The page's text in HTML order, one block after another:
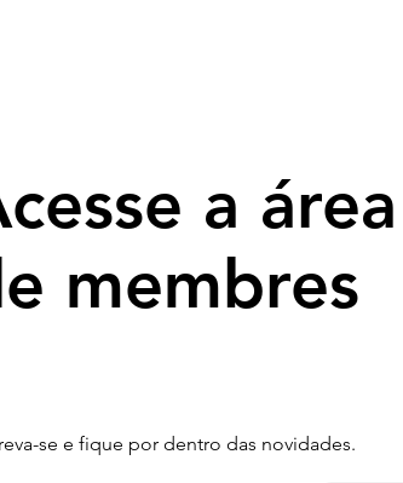
a área
membres
se e fique por dentro das novidades.